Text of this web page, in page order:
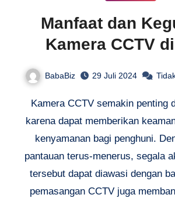
Manfaat dan
Kamera CCTV
BabaBiz 29 Juli 2024
Kamera CCTV semakin penting
karena dapat memberikan
kenyamanan bagi penghuni.
pantauan terus-menerus, segala
tersebut dapat diawasi dengan
pemasangan CCTV juga